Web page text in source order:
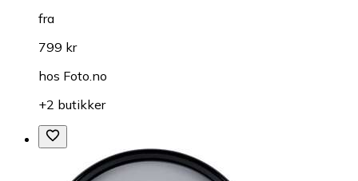
fra
799 kr
hos Foto.no
+2 butikker